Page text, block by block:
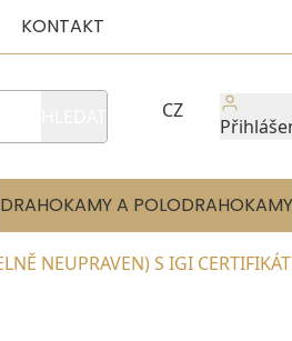
KONTAKT
CZ
DRAHOKAMY A POLODRAHOKAMY
NEUPRAVEN) S IGI